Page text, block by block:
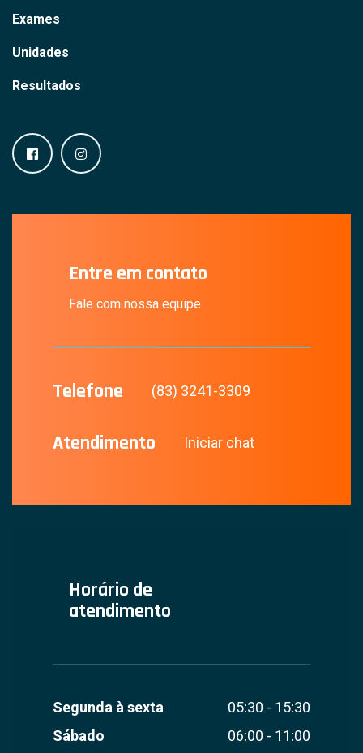
Exames
Unidades
Resultados
Entre em contato
Fale com nossa equipe
Telefone (83) 3241-3309
Atendimento Iniciar chat
Horário de
atendimento
Segunda à sexta
05:30 - 15:30
Sábado
06:00 - 11:00